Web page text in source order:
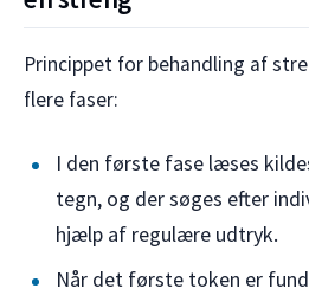
Princippet for behandling af
flere faser:
I den første fase læses
tegn, og der søges efter
hjælp af regulære udtryk.
Når det første token er